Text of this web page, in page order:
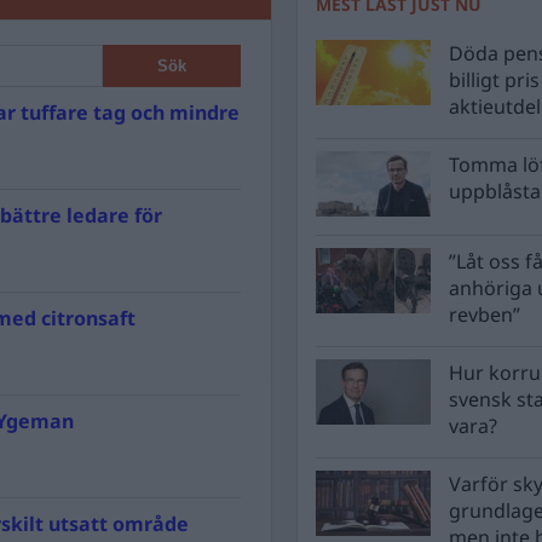
tuffare tag och mindre
ledare för
citronsaft
utsatt område
Döda
billigt
Tomma
”Låt oss
anhöriga
revben”
Hur
svensk
vara?
Varför